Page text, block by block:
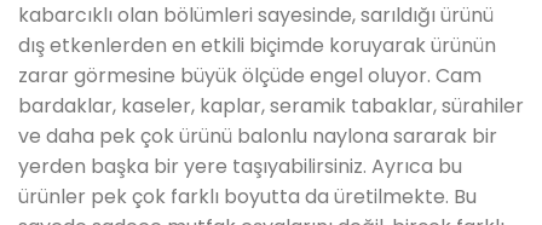
kabarcıklı olan bölümleri sayesinde, sarıldığı ürünü
dış etkenlerden en etkili biçimde koruyarak ürünün
zarar görmesine büyük ölçüde engel oluyor. Cam
bardaklar, kaseler, kaplar, seramik tabaklar, sürahiler
ve daha pek çok ürünü balonlu naylona sararak bir
yerden başka bir yere taşıyabilirsiniz. Ayrıca bu
ürünler pek çok farklı boyutta da üretilmekte. Bu